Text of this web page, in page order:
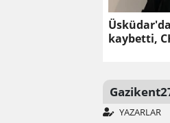
kaybetti,
YAZARLAR